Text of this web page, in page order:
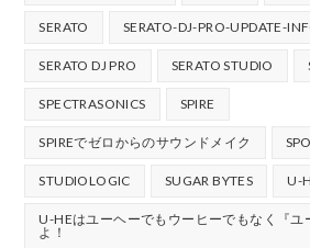
SERATO SERATO-DJ-PRO-UPDATE-
SERATO DJ PRO SERATO STUDIO
SPECTRASONICS SPIRE
SPIREでゼロからのサウンドメイク
STUDIOLOGIC SUGAR BYTES U-
U-HEはユーヘーでもウーヒーでもなく『ユ
よ！